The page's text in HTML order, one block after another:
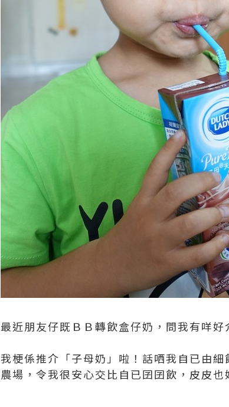
最近朋友仔既ＢＢ轉飲盒仔奶，問我有咩好
我梗係推介「子母奶」啦！話哂我自已由
農場，令我很安心交比自已囝囝飲，皮皮